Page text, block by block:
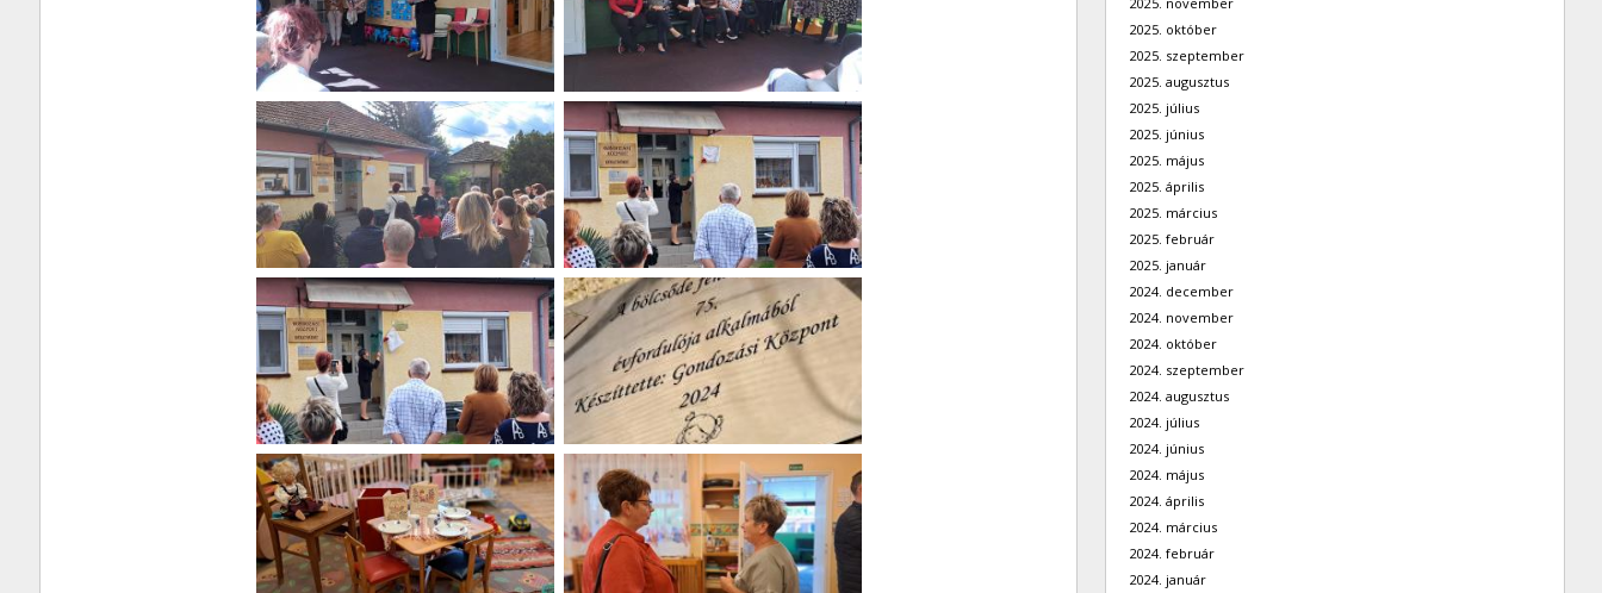
2025. október
2025. szeptember
2025. augusztus
2025. július
2025. június
2025. május
2025. április
2025. március
2025. február
2025. január
2024. december
2024. november
2024. október
2024. szeptember
2024. augusztus
2024. július
2024. június
2024. május
2024. április
2024. március
2024. február
2024. január